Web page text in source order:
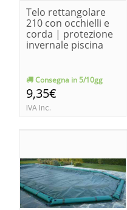
Telo rettangolare
210 con occhielli e
corda | protezione
invernale piscina
Consegna in 5/10gg
9,35€
IVA Inc.